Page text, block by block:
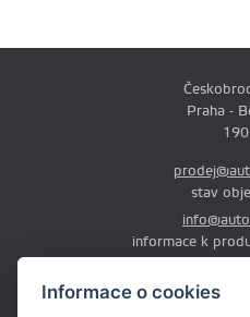
Informace o cookies
Praha -
stav
informace k